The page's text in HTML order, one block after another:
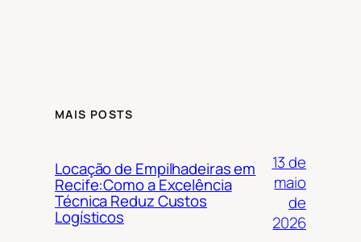
MAIS POSTS
Locação de Empilhadeiras em
Recife:Como a Excelência
Técnica Reduz Custos
Logísticos
13 de
maio
de
2026